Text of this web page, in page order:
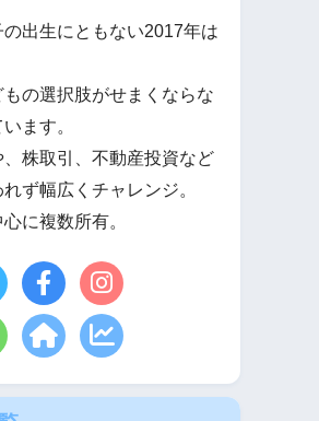
出生にともない2017年は
の選択肢がせまくならな
ます。
株取引、不動産投資など
ず幅広くチャレンジ。
に複数所有。